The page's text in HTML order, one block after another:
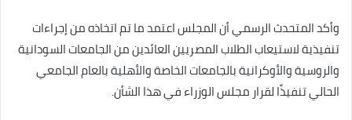
وأكد المتحدث الرسمي أن المجلس اعتمد ما تم اتخاذه من إجراءات
تنفيذية لاستيعاب الطلاب المصريين العائدين من الجامعات السودانية
والروسية والأوكرانية بالجامعات الخاصة والأهلية بالعام الجامعي
الحالي تنفيذًا لقرار مجلس الوزراء في هذا الشأن.